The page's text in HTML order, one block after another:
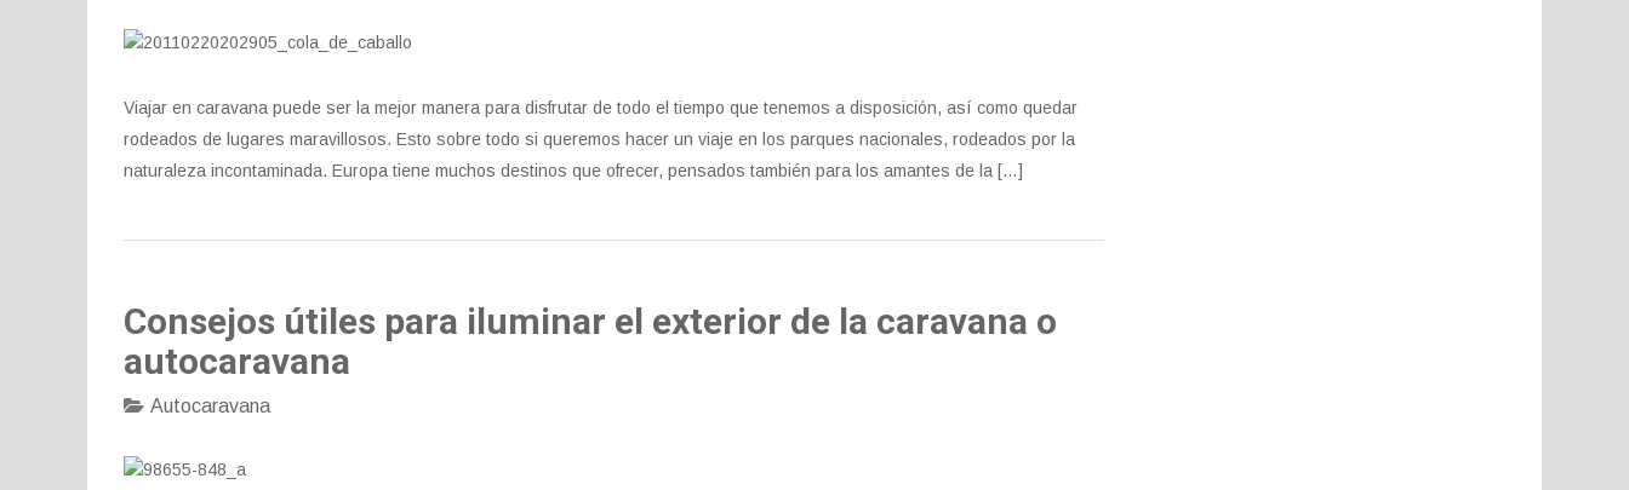
Viajar en caravana puede ser la mejor manera para disfrutar de todo el tiempo que tenemos a disposición, así como quedar
rodeados de lugares maravillosos. Esto sobre todo si queremos hacer un viaje en los parques nacionales, rodeados por la
naturaleza incontaminada. Europa tiene muchos destinos que ofrecer, pensados también para los amantes de la […]
Consejos útiles para iluminar el exterior de la caravana o
autocaravana
Autocaravana